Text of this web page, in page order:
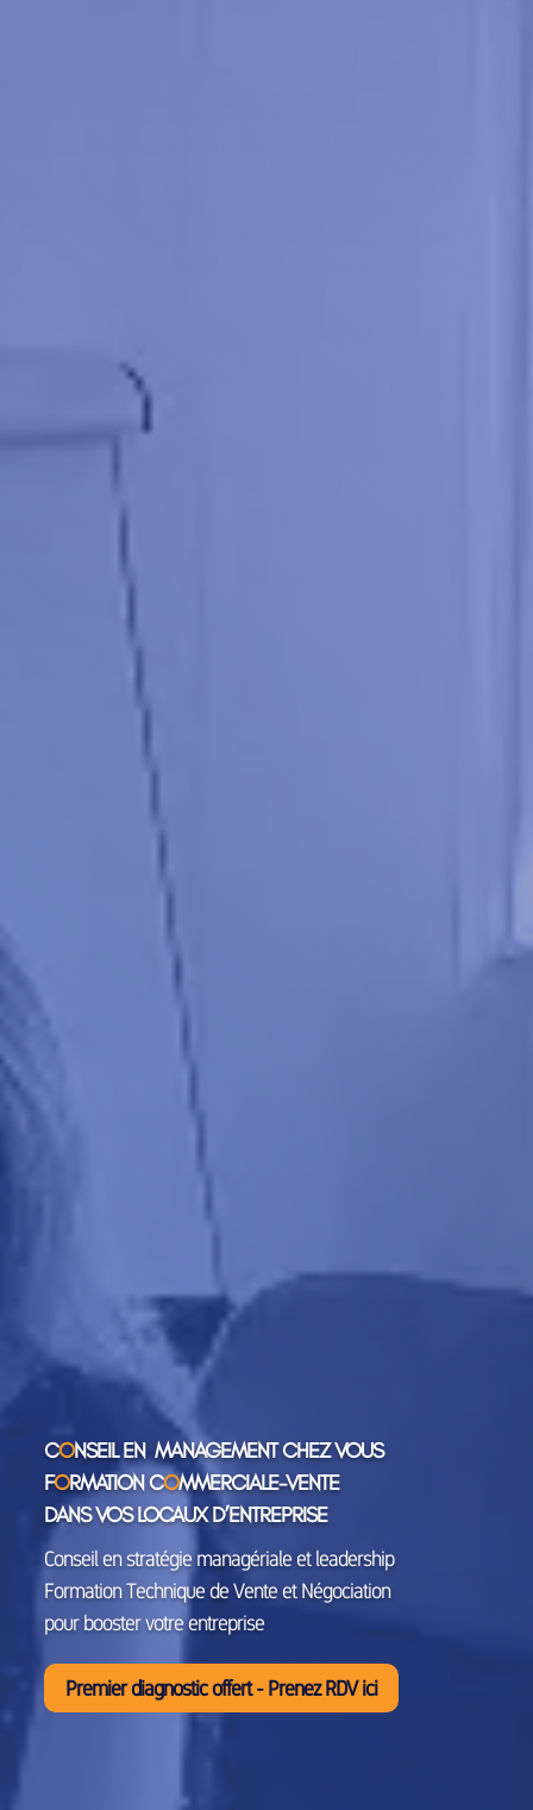
CONSEIL EN MANAGEMENT CHEZ VOUS
FORMATION COMMERCIALE-VENTE
DANS VOS LOCAUX D’ENTREPRISE
Conseil en stratégie managériale et leadership
Formation Technique de Vente et Négociation
pour booster votre entreprise
Premier diagnostic offert - Prenez RDV ici